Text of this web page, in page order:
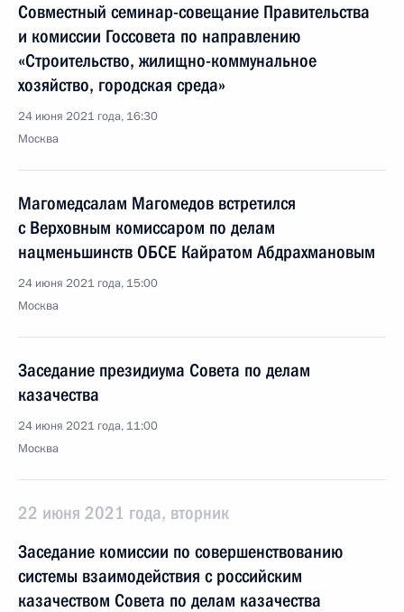
Совместный семинар-совещание Правительства
и комиссии Госсовета по направлению
«Строительство, жилищно-коммунальное
хозяйство, городская среда»
24 июня 2021 года, 16:30
Москва
Магомедсалам Магомедов встретился
с Верховным комиссаром по делам
нацменьшинств ОБСЕ Кайратом Абдрахмановым
24 июня 2021 года, 15:00
Москва
Заседание президиума Совета по делам
казачества
24 июня 2021 года, 11:00
Москва
22 июня 2021 года, вторник
Заседание комиссии по совершенствованию
системы взаимодействия с российским
казачеством Совета по делам казачества